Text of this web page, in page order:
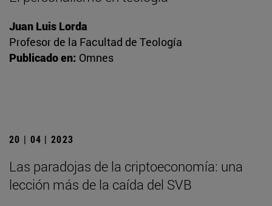
Juan Luis Lorda
Profesor de la Facultad de Teología
Publicado en: Omnes
20 | 04 | 2023
Las paradojas de la criptoeconomía: una
lección más de la caída del SVB